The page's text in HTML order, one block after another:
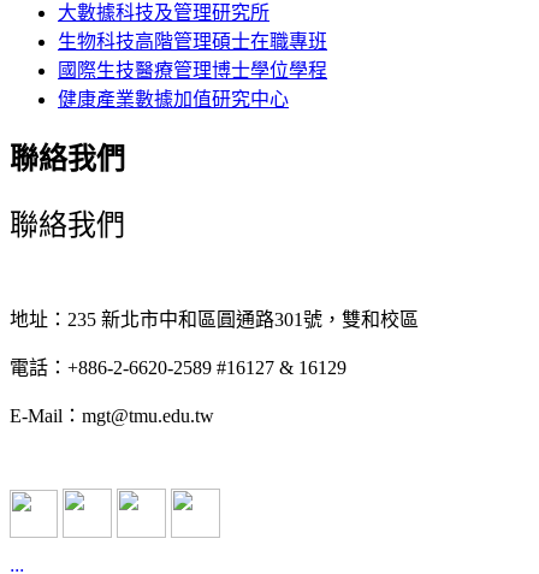
大數據科技及管理研究所
生物科技高階管理碩士在職專班
國際生技醫療管理博士學位學程
健康產業數據加值研究中心
聯絡我們
聯絡我們
地址：235 新北市中和區圓通路301號，雙和校區
電話：+886-2-6620-2589 #16127 & 16129
E-Mail：mgt@tmu.edu.tw